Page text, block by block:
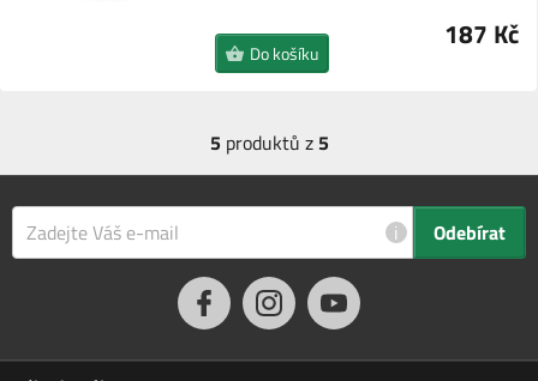
187 Kč
Do košíku
5produktů z 5
i Odebírat